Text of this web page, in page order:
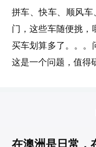
拼车、快车、顺风
门，这些车随便挑，
买车划算多了。。。
这是一个问题，值得
在澳洲是日常，